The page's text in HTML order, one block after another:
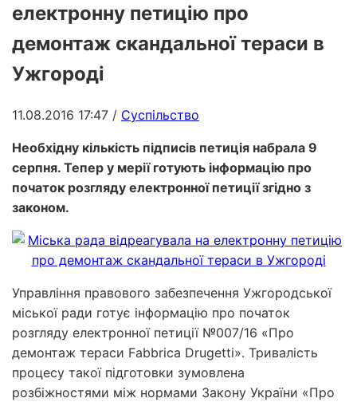
електронну петицію про
демонтаж скандальної тераси в
Ужгороді
11.08.2016 17:47 / Суспільство
Необхідну кількість підписів петиція набрала 9
серпня. Тепер у мерії готують інформацію про
початок розгляду електронної петиції згідно з
законом.
Управління правового забезпечення Ужгородської
міської ради готує інформацію про початок
розгляду електронної петиції №007/16 «Про
демонтаж тераси Fabbrica Drugetti». Тривалість
процесу такої підготовки зумовлена
розбіжностями між нормами Закону України «Про